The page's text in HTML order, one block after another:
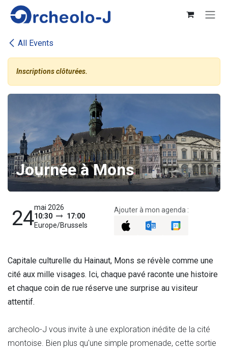
Se rendre au contenu
All Events
Inscriptions clôturées.
Journée à Mons
24mai 2026
10:30
17:00
Europe/Brussels
Ajouter à mon agenda :
Capitale culturelle du Hainaut, Mons se révèle comme une
cité aux mille visages. Ici, chaque pavé raconte une histoire
et chaque coin de rue réserve une surprise au visiteur
attentif.
archeolo-J vous invite à une exploration inédite de la cité
montoise. Bien plus qu'une simple promenade, cette sortie